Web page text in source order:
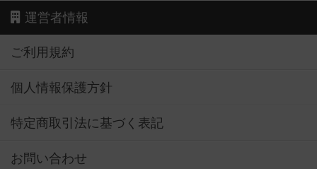
運営者情報
ご利用規約
個人情報保護方針
特定商取引法に基づく表記
お問い合わせ